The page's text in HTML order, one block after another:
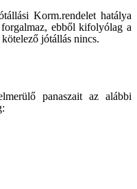
Korm.rendelet hatálya
ebből kifolyólag a
jótállás nincs.
panaszait az alábbi